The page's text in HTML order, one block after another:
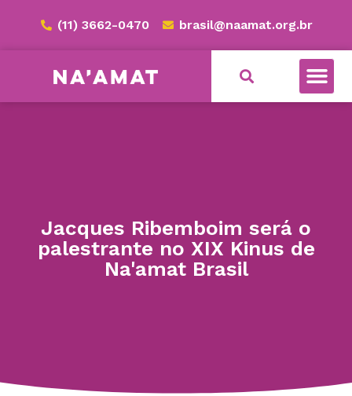
(11) 3662-0470 brasil@naamat.org.br
Jacques Ribemboim será o
palestrante no XIX Kinus de
Na'amat Brasil